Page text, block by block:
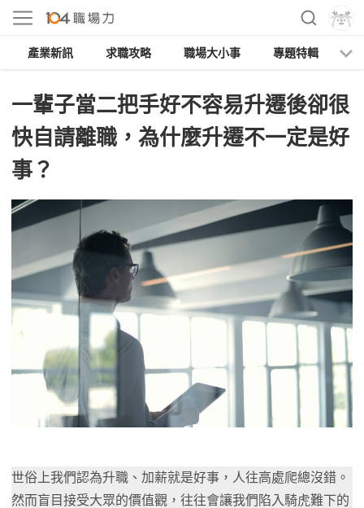
產業新訊 求職攻略 職場大小事 專題特輯
一輩子當二把手好不容易升遷後卻很
快自請離職，為什麼升遷不一定是好
事？
世俗上我們認為升職、加薪就是好事，人往高處爬總沒錯。
然而盲目接受大眾的價值觀，往往會讓我們陷入騎虎難下的